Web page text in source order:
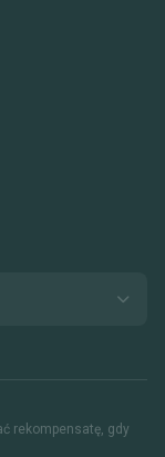
rekompensatę, gdy